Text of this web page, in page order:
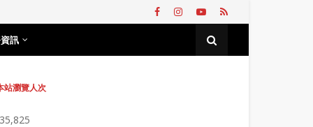
訊
站瀏覽人次